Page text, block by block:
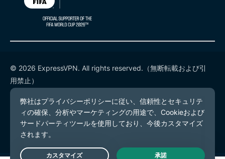
© 2026 ExpressVPN. All rights reserved.（無断転載および引
用禁止）
プライバシーポリシー
利用規約
Cookieの設定